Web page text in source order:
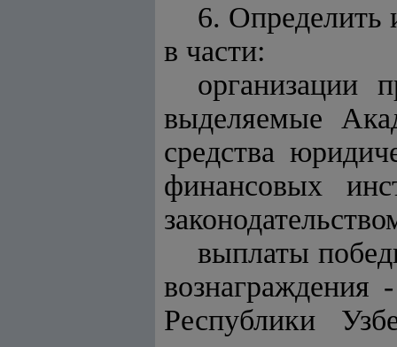
6. Определить
в части:
организации
выделяемые
средства
финансовых
выплаты
вознаграждения
Республики